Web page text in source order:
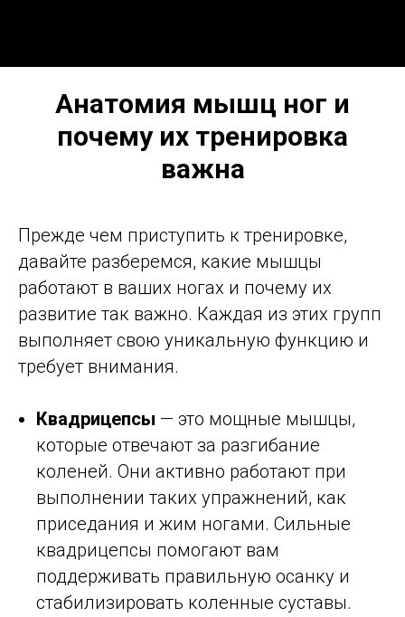
Анатомия мышц ног и
почему их тренировка
важна
Прежде чем приступить к тренировке,
давайте разберемся, какие мышцы
работают в ваших ногах и почему их
развитие так важно. Каждая из этих групп
выполняет свою уникальную функцию и
требует внимания.
Квадрицепсы — это мощные мышцы,
которые отвечают за разгибание
коленей. Они активно работают при
выполнении таких упражнений, как
приседания и жим ногами. Сильные
квадрицепсы помогают вам
поддерживать правильную осанку и
стабилизировать коленные суставы.